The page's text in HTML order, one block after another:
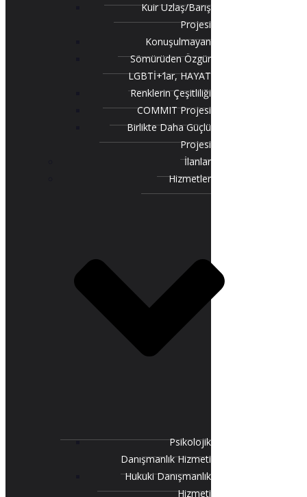
Kuir Uzlaş/Barış
Projesi
Konuşulmayan
Sömürüden Özgür
LGBTİ+’lar, HAYAT
Renklerin Çeşitliliği
COMMIT Projesi
Birlikte Daha Güçlü
Projesi
İlanlar
Hizmetler
Psikolojik
Danışmanlık Hizmeti
Hukuki Danışmanlık
Hizmeti